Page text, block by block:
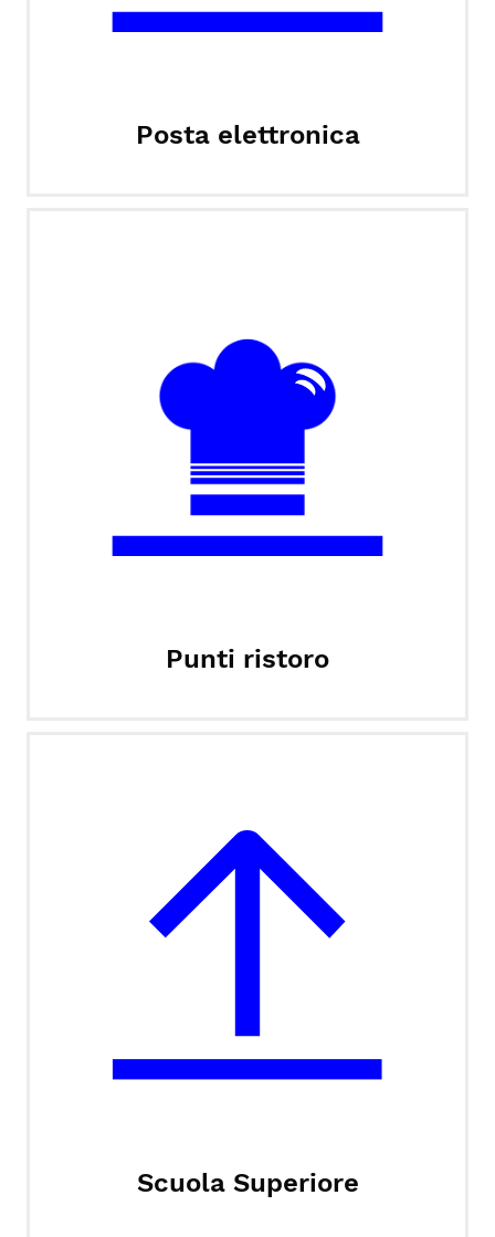
Posta elettronica
Punti ristoro
Scuola Superiore